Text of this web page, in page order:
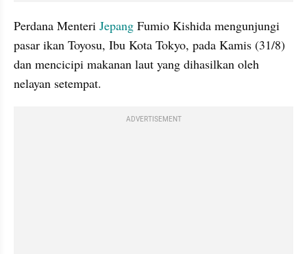
Perdana Menteri Jepang Fumio Kishida mengunjungi
pasar ikan Toyosu, Ibu Kota Tokyo, pada Kamis (31/8)
dan mencicipi makanan laut yang dihasilkan oleh
nelayan setempat.
ADVERTISEMENT